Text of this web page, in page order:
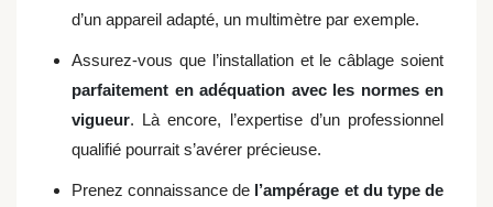
d’un appareil adapté, un multimètre par exemple.
Assurez-vous que l’installation et le câblage soient
parfaitement en adéquation avec les normes en
vigueur. Là encore, l’expertise d’un professionnel
qualifié pourrait s’avérer précieuse.
Prenez connaissance de l’ampérage et du type de